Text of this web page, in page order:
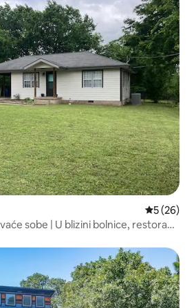
s oznakom „Odabrali gosti”
Prosječna
5 (26)
sobe | U blizini bolnice, restorana